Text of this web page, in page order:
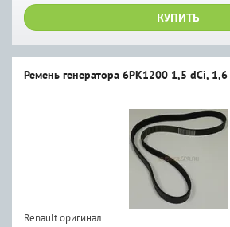
КУПИТЬ
Ремень генератора 6PK1200 1,5 dCi,
Renault оригинал